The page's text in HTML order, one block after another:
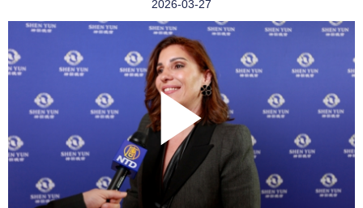
2026-03-27
Play